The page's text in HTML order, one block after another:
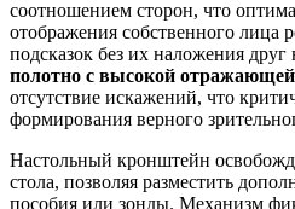
соотношением сторон, что
отображения собственного лица
подсказок без их наложения друг
полотно с высокой отражающей
отсутствие искажений, что
формирования верного
Настольный кронштейн
стола, позволяя разместить
пособия или зонды. Механизм